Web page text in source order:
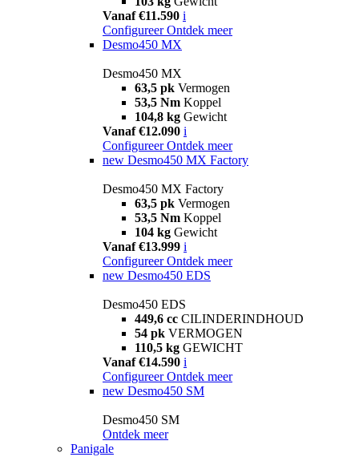
Vanaf €11.590 i
Configureer Ontdek meer
Desmo450 MX
Desmo450 MX
63,5 pk Vermogen
53,5 Nm Koppel
104,8 kg Gewicht
Vanaf €12.090 i
Configureer Ontdek meer
new Desmo450 MX Factory
Desmo450 MX Factory
63,5 pk Vermogen
53,5 Nm Koppel
104 kg Gewicht
Vanaf €13.999 i
Configureer Ontdek meer
new Desmo450 EDS
Desmo450 EDS
449,6 cc CILINDERINDHOUD
54 pk VERMOGEN
110,5 kg GEWICHT
Vanaf €14.590 i
Configureer Ontdek meer
new Desmo450 SM
Desmo450 SM
Ontdek meer
Panigale